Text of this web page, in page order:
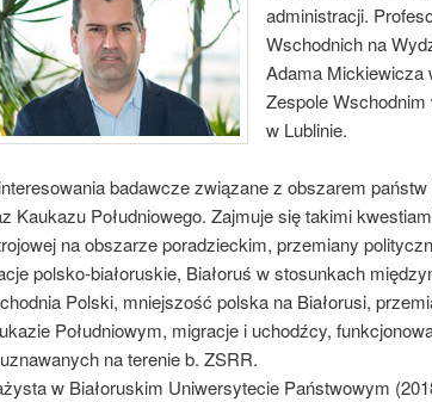
administracji.
Wschodnich na
Adama Mickiewicza
Zespole
w Lublinie.
badawcze związane z obszarem
Kaukazu Południowego. Zajmuje się takimi
na obszarze poradzieckim, przemiany
polsko-białoruskie, Białoruś w stosunkach
Polski, mniejszość polska na Białorusi,
Południowym, migracje i uchodźcy,
na terenie b. ZSRR.
w Białoruskim Uniwersytecie Państwowym